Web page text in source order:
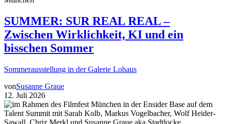
SUMMER: SUR REAL REAL –
Zwischen Wirklichkeit, KI und ein
bisschen Sommer
Sommerausstellung in der Galerie Lohaus
vonSusanne Graue
12. Juli 2026